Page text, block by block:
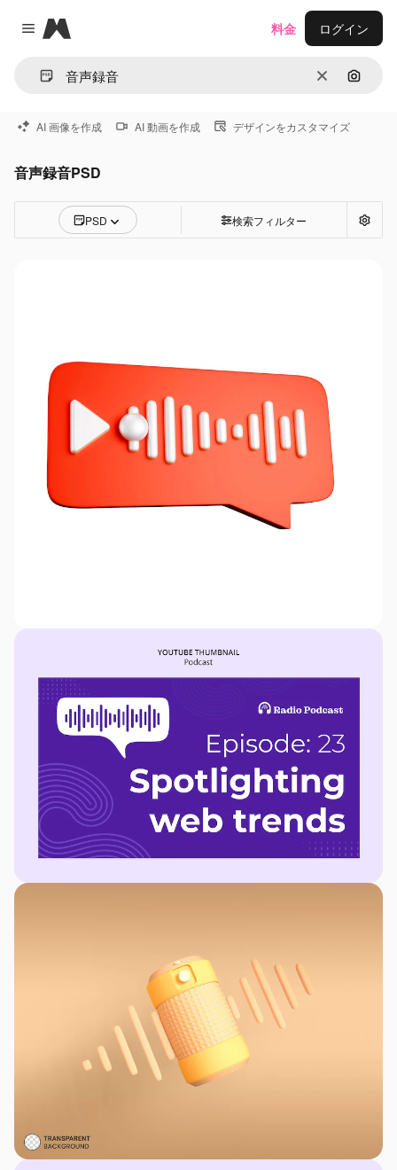
Close menu
Magnific
消去 画像で
料金 ログイン
AI 画像を作成 AI 動画を作成 デザインをカスタマイズ
音声録音PSD
PSD 検索フィルター